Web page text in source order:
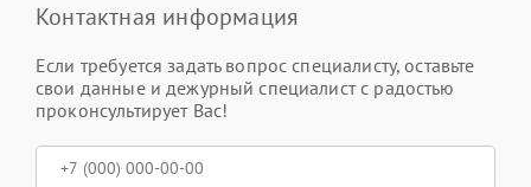
Контактная информация
Если требуется задать вопрос специалисту, оставьте
свои данные и дежурный специалист с радостью
проконсультирует Вас!